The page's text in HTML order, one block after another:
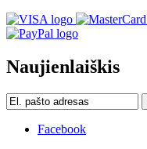
Naujienlaiškis
Facebook